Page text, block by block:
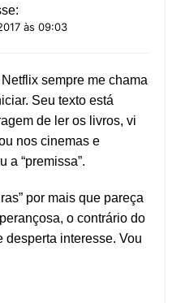
às 09:03
sempre me chama
Seu texto está
de ler os livros, vi
nos cinemas e
a “premissa”.
por mais que pareça
o contrário do
desperta interesse. Vou